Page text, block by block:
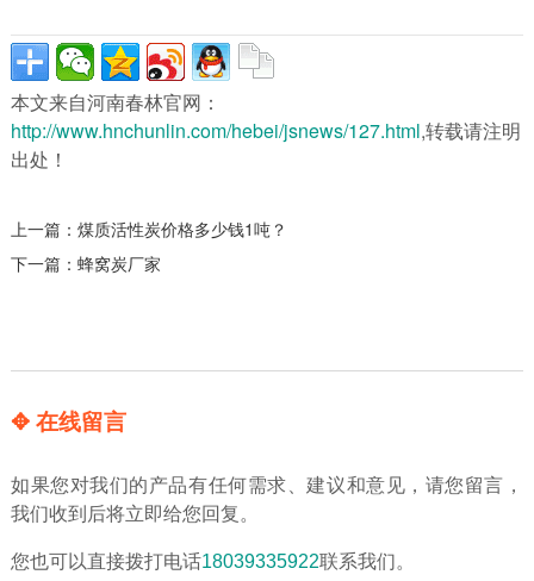
本文来自河南春林官网：
http://www.hnchunlin.com/hebei/jsnews/127.html,转载请注明
出处！
上一篇： 煤质活性炭价格多少钱1吨？
下一篇： 蜂窝炭厂家
✥ 在线留言
如果您对我们的产品有任何需求、建议和意见，请您留言，
我们收到后将立即给您回复。
您也可以直接拨打电话18039335922联系我们。